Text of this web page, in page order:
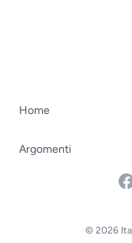
Home
Argomenti
© 2026